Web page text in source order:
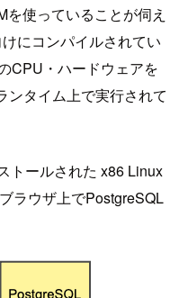
使っていることが伺え
にコンパイルされてい
CPU・ハードウェアを
ンタイム上で実行されて
トールされた x86 Linux
ラウザ上でPostgreSQL